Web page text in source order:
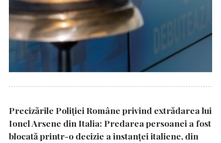
Precizările Poliţiei Române privind extrădarea lui
Ionel Arsene din Italia: Predarea persoanei a fost
blocată printr-o decizie a instanţei italiene, din